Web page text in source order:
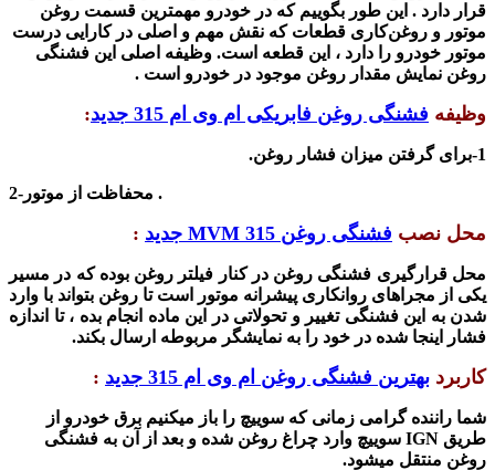
قرار دارد . این طور بگوییم که در خودرو مهمترین قسمت روغن
موتور و روغن‌کاری قطعات که نقش مهم و اصلی در کارایی درست
موتور خودرو را دارد ، این قطعه است. وظیفه اصلی این فشنگی
روغن نمایش مقدار روغن موجود در خودرو است .
وظیفه فشنگی روغن فابریکی ام وی ام 315 جدید :
1- برایگرفتن میزان فشار روغن.
2-محفاظت از موتور .
محل نصب فشنگی روغن MVM 315 جدید :
محل قرارگیری فشنگی روغندر کنار فیلتر روغن بوده که در مسیر
یکی از مجراهای روانکاری پیشرانه موتور است تا روغن بتواند با وارد
شدن به این فشنگیتغییر و تحولاتی در این ماده انجام بده ، تا اندازه
فشار اینجا شده در خود را به نمایشگر مربوطه ارسال بکند.
کاربرد بهترین فشنگی روغن ام وی ام 315 جدید :
شما راننده گرامی زمانی که سوییچ را باز میکنیم برق خودرو از
طریق IGN
سوییچ وارد چراغ روغن شده و بعد از آن به فشنگی
روغن منتقل میشود.